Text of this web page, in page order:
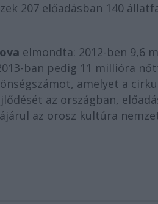
207 előadásban 140
elmondta: 2012-ben 9,6
ban pedig 11 millióra
amelyet a
az országban,
az orosz kultúra